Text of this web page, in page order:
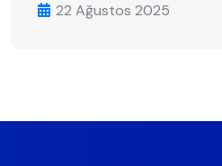
22 Ağustos 2025